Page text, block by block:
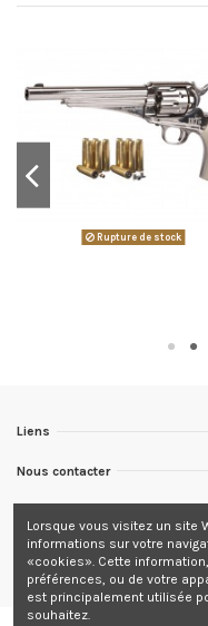
Rupture de stock
Liens
Nous contacter
Newsletter
Lorsque vous visitez un site
informations sur votre
«cookies». Cette
préférences, ou de votre
est principalement utilisée
souhaitez.